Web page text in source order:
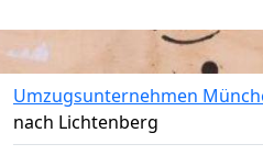
Umzugsunternehmen
nach Lichtenberg